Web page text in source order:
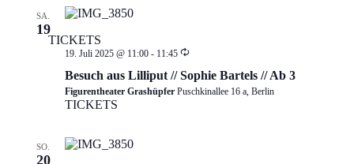
SA.
19
TICKETS
19. Juli 2025 @ 11:00- 11:45 Wiederholung
Besuch aus Lilliput // Sophie Bartels // Ab 3
Figurentheater Grashüpfer Puschkinallee 16 a, Berlin
TICKETS
SO.
20